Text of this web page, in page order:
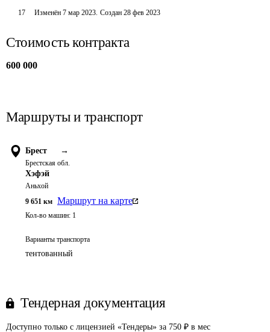
17 Изменён7 мар 2023. Создан 28 фев 2023
Стоимость контракта
600 000
Маршруты и транспорт
Брест →
Брестская обл.
Хэфэй
Аньхой
9 651 км Маршрут на карте
Кол-во машин: 1
Варианты транспорта
тентованный
Тендерная документация
Доступно только с лицензией «Тендеры» за 750 ₽ в мес